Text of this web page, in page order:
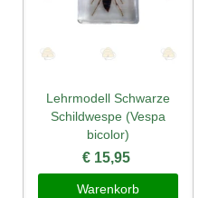
Lehrmodell Schwarze
Schildwespe (Vespa
bicolor)
€ 15,95
Warenkorb